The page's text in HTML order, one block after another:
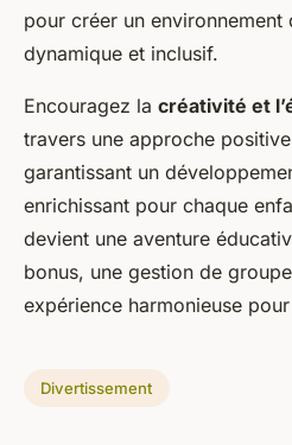
pour créer un environnement
dynamique et inclusif.
Encouragez la créativité et
travers une approche
garantissant un
enrichissant pour chaque
devient une aventure
bonus, une gestion de
expérience harmonieuse
Divertissement